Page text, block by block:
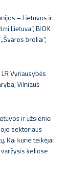
– Lietuvos ir
Lietuva“, BIOK
broliai“,
Vyriausybės
Vilniaus
ir užsienio
sektoriaus
Kai kurie teikėjai
keliose